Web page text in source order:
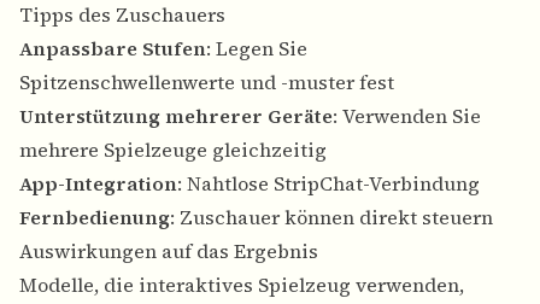
Tipps des Zuschauers
Anpassbare Stufen: Legen Sie
Spitzenschwellenwerte und -muster fest
Unterstützung mehrerer Geräte: Verwenden Sie
mehrere Spielzeuge gleichzeitig
App-Integration: Nahtlose StripChat-Verbindung
Fernbedienung: Zuschauer können direkt steuern
Auswirkungen auf das Ergebnis
Modelle, die interaktives Spielzeug verwenden,